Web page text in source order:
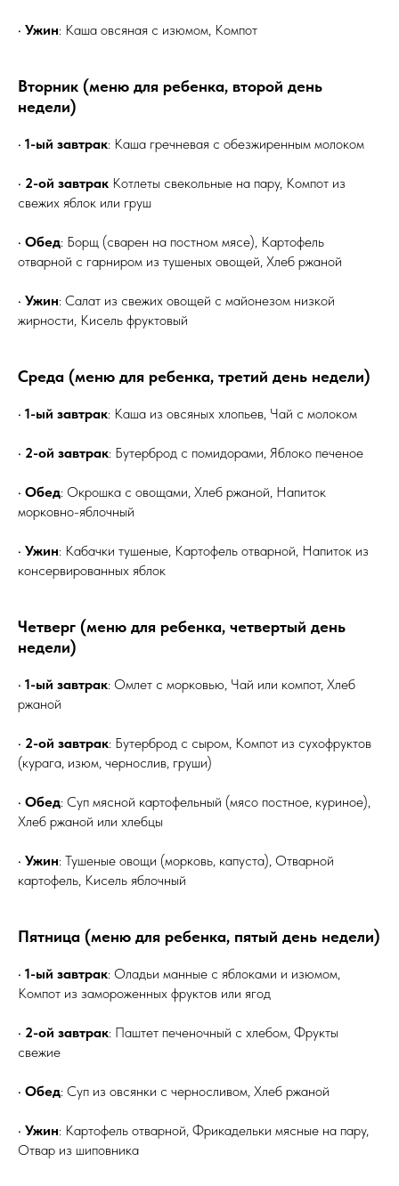
• Ужин: Каша овсяная с изюмом, Компот
Вторник (меню для ребенка, второй день
недели)
• 1-ый завтрак: Каша гречневая с обезжиренным молоком
• 2-ой завтрак Котлеты свекольные на пару, Компот из
свежих яблок или груш
• Обед: Борщ (сварен на постном мясе), Картофель
отварной с гарниром из тушеных овощей, Хлеб ржаной
• Ужин: Салат из свежих овощей с майонезом низкой
жирности, Кисель фруктовый
Среда (меню для ребенка, третий день недели)
• 1-ый завтрак: Каша из овсяных хлопьев, Чай с молоком
• 2-ой завтрак: Бутерброд с помидорами, Яблоко печеное
• Обед: Окрошка с овощами, Хлеб ржаной, Напиток
морковно-яблочный
• Ужин: Кабачки тушеные, Картофель отварной, Напиток из
консервированных яблок
Четверг (меню для ребенка, четвертый день
недели)
• 1-ый завтрак: Омлет с морковью, Чай или компот, Хлеб
ржаной
• 2-ой завтрак: Бутерброд с сыром, Компот из сухофруктов
(курага, изюм, чернослив, груши)
• Обед: Суп мясной картофельный (мясо постное, куриное),
Хлеб ржаной или хлебцы
• Ужин: Тушеные овощи (морковь, капуста), Отварной
картофель, Кисель яблочный
Пятница (меню для ребенка, пятый день недели)
• 1-ый завтрак: Оладьи манные с яблоками и изюмом,
Компот из замороженных фруктов или ягод
• 2-ой завтрак: Паштет печеночный с хлебом, Фрукты
свежие
• Обед: Суп из овсянки с черносливом, Хлеб ржаной
• Ужин: Картофель отварной, Фрикадельки мясные на пару,
Отвар из шиповника